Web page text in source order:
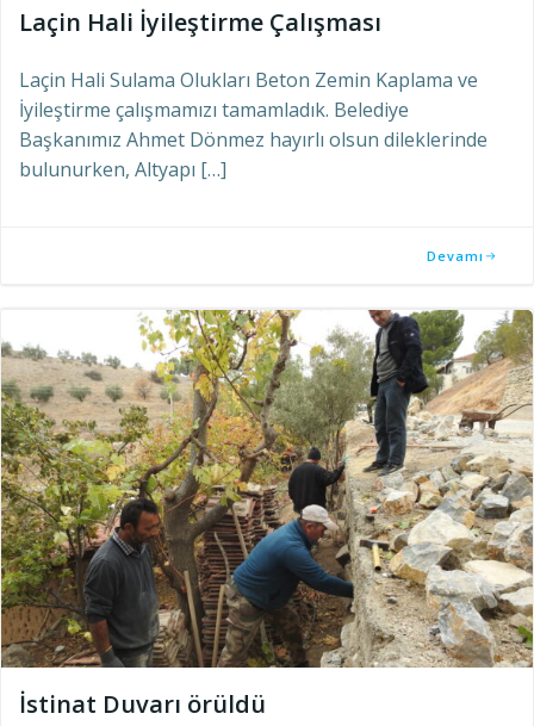
Laçin Hali İyileştirme Çalışması
Laçin Hali Sulama Olukları Beton Zemin Kaplama ve
İyileştirme çalışmamızı tamamladık. Belediye
Başkanımız Ahmet Dönmez hayırlı olsun dileklerinde
bulunurken, Altyapı […]
Devamı
İstinat Duvarı örüldü